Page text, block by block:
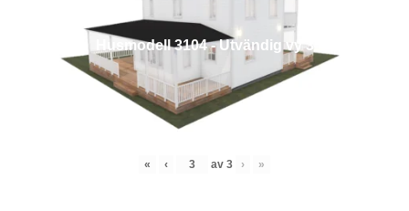
Husmodell 3104 - Utvändig vy 3
« ‹ av 3 › »